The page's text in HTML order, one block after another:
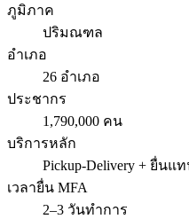
ภูมิภาค
ปริมณฑล
อำเภอ
26 อำเภอ
ประชากร
1,790,000 คน
บริการหลัก
Pickup-Delivery + ยื่นแ
เวลายื่น MFA
2–3 วันทำการ